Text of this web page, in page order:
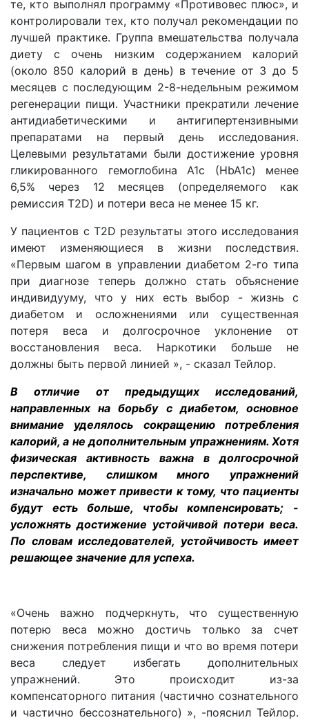
те, кто выполнял программу «Противовес плюс», и
контролировали тех, кто получал рекомендации по
лучшей практике. Группа вмешательства получала
диету с очень низким содержанием калорий
(около 850 калорий в день) в течение от 3 до 5
месяцев с последующим 2-8-недельным режимом
регенерации пищи. Участники прекратили лечение
антидиабетическими и антигипертензивными
препаратами на первый день исследования.
Целевыми результатами были достижение уровня
гликированного гемоглобина A1c (HbA1c) менее
6,5% через 12 месяцев (определяемого как
ремиссия T2D) и потери веса не менее 15 кг.
У пациентов с Т2D результаты этого исследования
имеют изменяющиеся в жизни последствия.
«Первым шагом в управлении диабетом 2-го типа
при диагнозе теперь должно стать объяснение
индивидууму, что у них есть выбор - жизнь с
диабетом и осложнениями или существенная
потеря веса и долгосрочное уклонение от
восстановления веса. Наркотики больше не
должны быть первой линией », - сказал Тейлор.
В отличие от предыдущих исследований,
направленных на борьбу с диабетом, основное
внимание уделялось сокращению потребления
калорий, а не дополнительным упражнениям. Хотя
физическая активность важна в долгосрочной
перспективе, слишком много упражнений
изначально может привести к тому, что пациенты
будут есть больше, чтобы компенсировать; -
усложнять достижение устойчивой потери веса.
По словам исследователей, устойчивость имеет
решающее значение для успеха.
«Очень важно подчеркнуть, что существенную
потерю веса можно достичь только за счет
снижения потребления пищи и что во время потери
веса следует избегать дополнительных
упражнений. Это происходит из-за
компенсаторного питания (частично сознательного
и частично бессознательного) », -пояснил Тейлор.